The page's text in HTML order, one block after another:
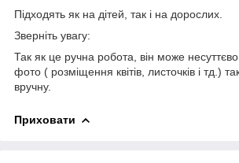
Підходять як на дітей, так і на дорослих.
Зверніть увагу:
Так як це ручна робота, він може несуттєво
фото ( розміщення квітів, листочків і тд.)
вручну.
Приховати